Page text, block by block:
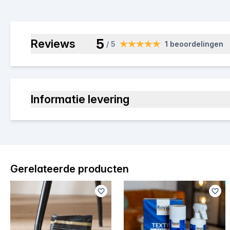
Reviews 5 / 5 1 beoordelingen
Informatie levering
Gerelateerde producten